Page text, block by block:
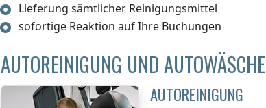
Lieferung sämtlicher Reinigungsmittel
sofortige Reaktion auf Ihre Buchungen
AUTOREINIGUNG UND
AUTOREINIGUNG